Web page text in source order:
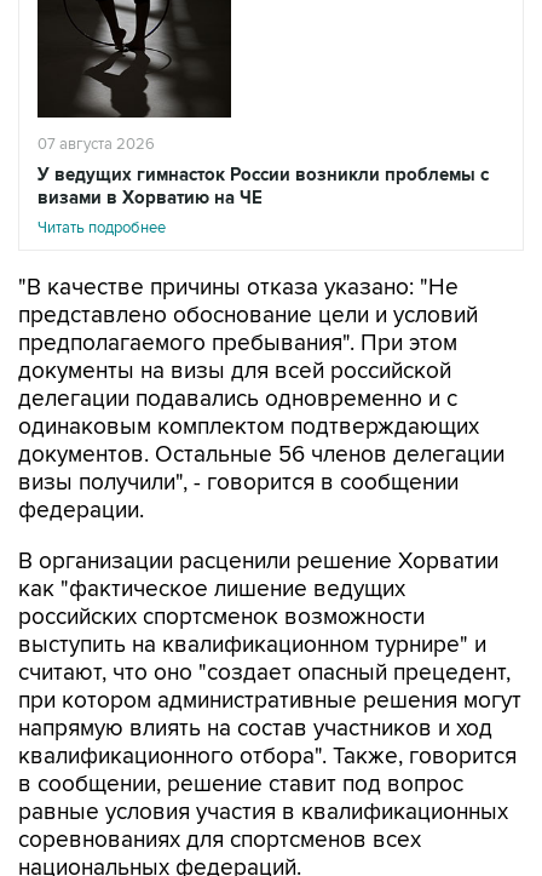
07 августа 2026
У ведущих гимнасток России возникли проблемы с
визами в Хорватию на ЧЕ
Читать подробнее
"В качестве причины отказа указано: "Не
представлено обоснование цели и условий
предполагаемого пребывания". При этом
документы на визы для всей российской
делегации подавались одновременно и с
одинаковым комплектом подтверждающих
документов. Остальные 56 членов делегации
визы получили", - говорится в сообщении
федерации.
В организации расценили решение Хорватии
как "фактическое лишение ведущих
российских спортсменок возможности
выступить на квалификационном турнире" и
считают, что оно "создает опасный прецедент,
при котором административные решения могут
напрямую влиять на состав участников и ход
квалификационного отбора". Также, говорится
в сообщении, решение ставит под вопрос
равные условия участия в квалификационных
соревнованиях для спортсменов всех
национальных федераций.